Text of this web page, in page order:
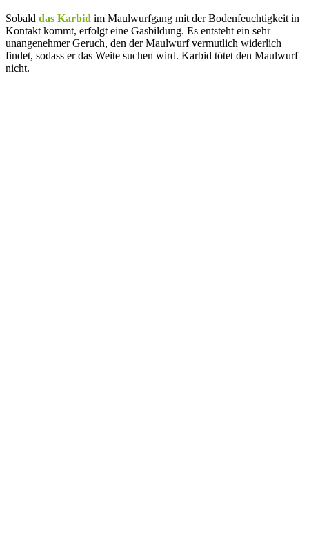
Sobald das Karbid im Maulwurfgang mit der Bodenfeuchtigkeit in
Kontakt kommt, erfolgt eine Gasbildung. Es entsteht ein sehr
unangenehmer Geruch, den der Maulwurf vermutlich widerlich
findet, sodass er das Weite suchen wird. Karbid tötet den Maulwurf
nicht.